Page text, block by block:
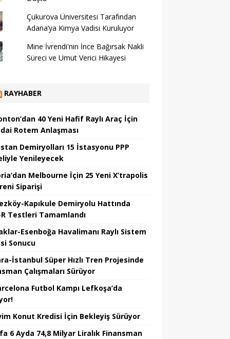
Çukurova Üniversitesi Tarafından
Adana’ya Kimya Vadisi Kuruluyor
Mine İvrendi'nin İnce Bağırsak Nakli
Süreci ve Umut Verici Hikayesi
RAYHABER
40 Yeni Hafif Raylı Araç İçin
Rotem Anlaşması
Demiryolları 15 İstasyonu PPP
Yenileyecek
Melbourne İçin 25 Yeni X’trapolis
Siparişi
Kapıkule Demiryolu Hattında
R Testleri Tamamlandı
Esenboğa Havalimanı Raylı Sistem
Sonucu
İstanbul Süper Hızlı Tren Projesinde
Çalışmaları Sürüyor
Futbol Kampı Lefkoşa’da
Konut Kredisi İçin Bekleyiş Sürüyor
6 Ayda 74,8 Milyar Liralık Finansman